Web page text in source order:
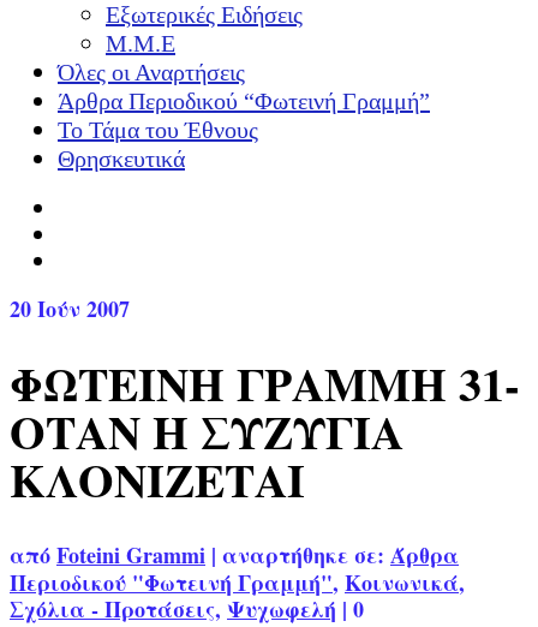
Εξωτερικές Ειδήσεις
Μ.Μ.Ε
Όλες οι Αναρτήσεις
Άρθρα Περιοδικού “Φωτεινή Γραμμή”
Το Τάμα του Έθνους
Θρησκευτικά
20Ιούν 2007
ΦΩΤΕΙΝΗ ΓΡΑΜΜΗ 31-
ΟΤΑΝ Η ΣΥΖΥΓΙΑ
ΚΛΟΝΙΖΕΤΑΙ
απόFoteini Grammi | αναρτήθηκε σε: Άρθρα
Περιοδικού "Φωτεινή Γραμμή", Κοινωνικά,
Σχόλια - Προτάσεις, Ψυχωφελή | 0